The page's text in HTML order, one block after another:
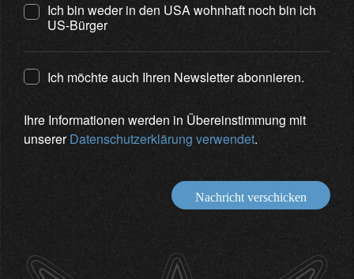
Ich bin weder in den USA wohnhaft noch bin ich
US-Bürger
Ich möchte auch Ihren Newsletter abonnieren.
Ihre Informationen werden in Übereinstimmung mit
unsererDatenschutzerklärung verwendet.
Nachricht verschicken